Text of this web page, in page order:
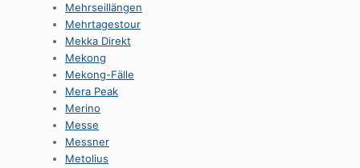
Mehrseillängen
Mehrtagestour
Mekka Direkt
Mekong
Mekong-Fälle
Mera Peak
Merino
Messe
Messner
Metolius